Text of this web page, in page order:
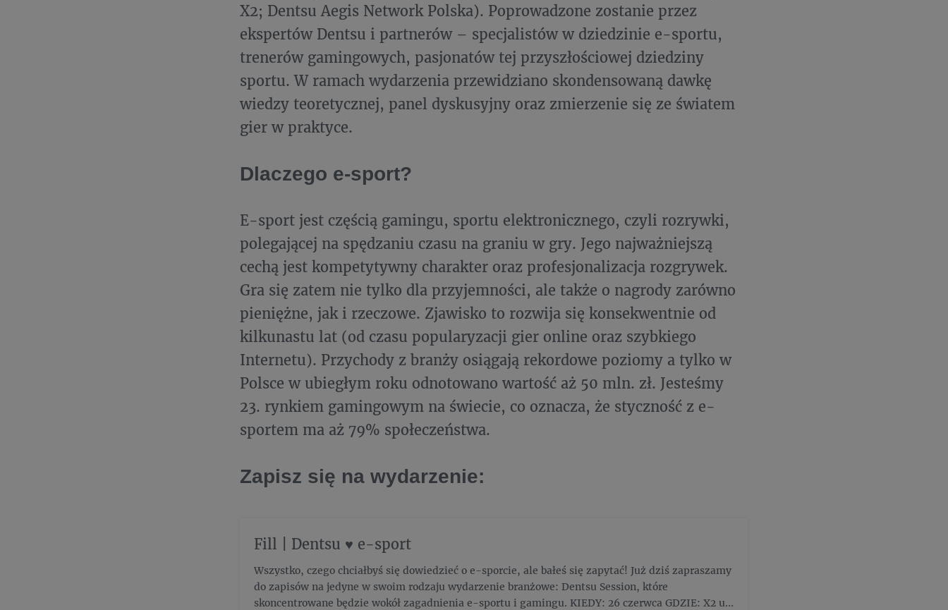
X2; Dentsu Aegis Network Polska). Poprowadzone zostanie przez
ekspertów Dentsu i partnerów – specjalistów w dziedzinie e-sportu,
trenerów gamingowych, pasjonatów tej przyszłościowej dziedziny
sportu. W ramach wydarzenia przewidziano skondensowaną dawkę
wiedzy teoretycznej, panel dyskusyjny oraz zmierzenie się ze światem
gier w praktyce.
Dlaczego e-sport?
E-sport jest częścią gamingu, sportu elektronicznego, czyli rozrywki,
polegającej na spędzaniu czasu na graniu w gry. Jego najważniejszą
cechą jest kompetytywny charakter oraz profesjonalizacja rozgrywek.
Gra się zatem nie tylko dla przyjemności, ale także o nagrody zarówno
pieniężne, jak i rzeczowe. Zjawisko to rozwija się konsekwentnie od
kilkunastu lat (od czasu popularyzacji gier online oraz szybkiego
Internetu). Przychody z branży osiągają rekordowe poziomy a tylko w
Polsce w ubiegłym roku odnotowano wartość aż 50 mln. zł. Jesteśmy
23. rynkiem gamingowym na świecie, co oznacza, że styczność z e-
sportem ma aż 79% społeczeństwa.
Zapisz się na wydarzenie:
Fill | Dentsu ♥ e-sport
Wszystko, czego chciałbyś się dowiedzieć o e-sporcie, ale bałeś się zapytać! Już dziś zapraszamy
do zapisów na jedyne w swoim rodzaju wydarzenie branżowe: Dentsu Session, które
skoncentrowane będzie wokół zagadnienia e-sportu i gamingu. KIEDY: 26 czerwca GDZIE: X2 ul.